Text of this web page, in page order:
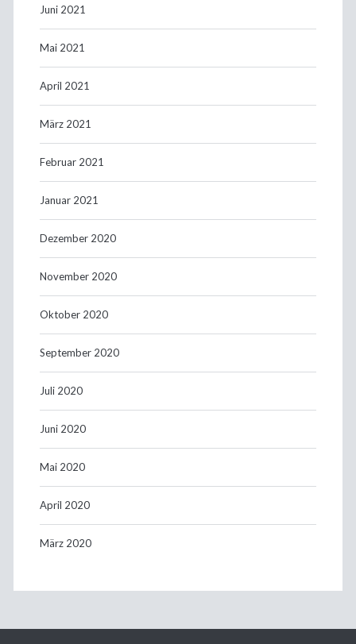
Juni 2021
Mai 2021
April 2021
März 2021
Februar 2021
Januar 2021
Dezember 2020
November 2020
Oktober 2020
September 2020
Juli 2020
Juni 2020
Mai 2020
April 2020
März 2020